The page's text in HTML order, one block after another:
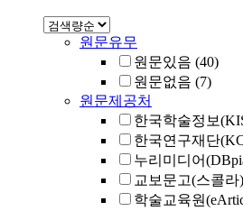
원문유무
원문있음 (40)
원문없음 (7)
원문제공처
한국학술정보
한국연구재단
누리미디어
교보문고(스콜라)
학술교육원